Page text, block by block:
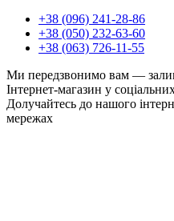
+38 (096) 241-28-86
+38 (050) 232-63-60
+38 (063) 726-11-55
Ми передзвонимо вам —
Інтернет-магазин у
Долучайтесь до нашого
мережах